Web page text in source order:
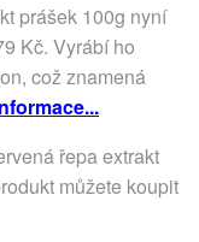
prášek 100g nyní
Kč. Vyrábí ho
což znamená
řepa extrakt
můžete koupit